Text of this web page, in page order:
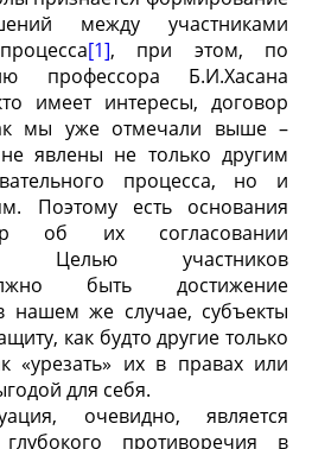
между участниками
[1], при этом, по
профессора Б.И.Хасана
имеет интересы, договор
мы уже отмечали выше –
явлены не только другим
процесса, но и
Поэтому есть основания
об их согласовании
Целью участников
быть достижение
нашем же случае, субъекты
как будто другие только
«урезать» их в правах или
для себя.
очевидно, является
противоречия в